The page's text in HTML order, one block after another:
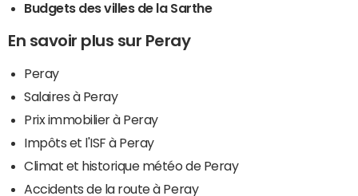
Budgets des villes de la Sarthe
En savoir plus sur Peray
Peray
Salaires à Peray
Prix immobilier à Peray
Impôts et l'ISF à Peray
Climat et historique météo de Peray
Accidents de la route à Peray